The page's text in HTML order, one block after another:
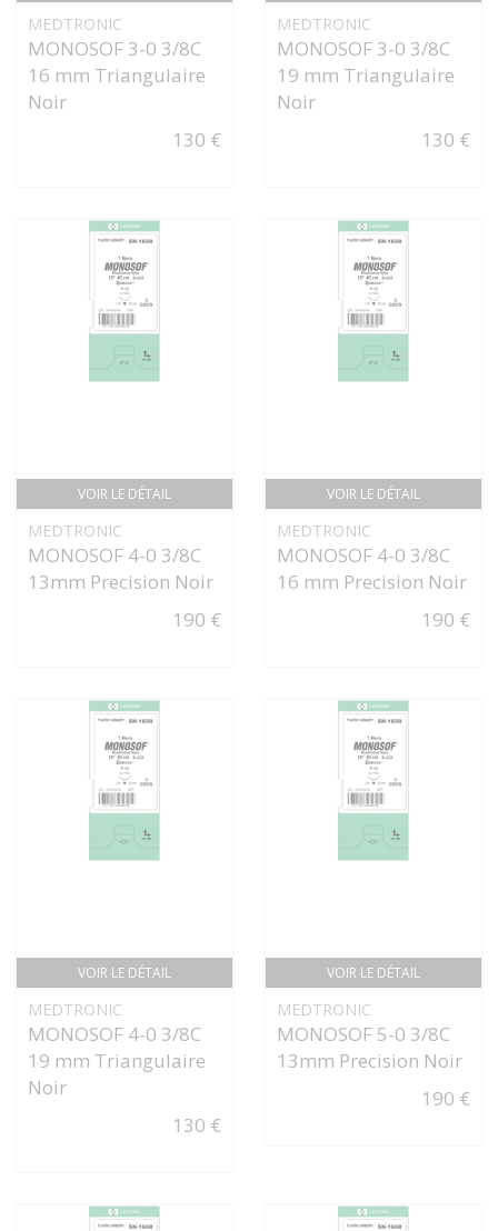
MEDTRONIC
MONOSOF 3-0 3/8C
16 mm Triangulaire
Noir
130 €
MEDTRONIC
MONOSOF 3-0 3/8C
19 mm Triangulaire
Noir
130 €
VOIR LE DÉTAIL
MEDTRONIC
MONOSOF 4-0 3/8C
13mm Precision Noir
190 €
VOIR LE DÉTAIL
MEDTRONIC
MONOSOF 4-0 3/8C
16 mm Precision Noir
190 €
VOIR LE DÉTAIL
MEDTRONIC
MONOSOF 4-0 3/8C
19 mm Triangulaire
Noir
130 €
VOIR LE DÉTAIL
MEDTRONIC
MONOSOF 5-0 3/8C
13mm Precision Noir
190 €